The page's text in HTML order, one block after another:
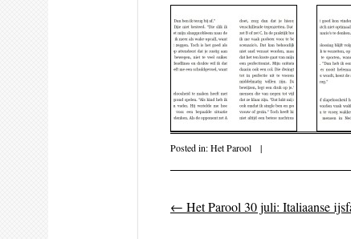
Posted in:Het Parool |
Post
← Het Parool 30 juli: Italiaanse